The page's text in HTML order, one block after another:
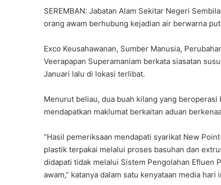
SEREMBAN: Jabatan Alam Sekitar Negeri
orang awam berhubung kejadian air berwarna
Exco Keusahawanan, Sumber Manusia,
Veerapapan Superamaniam berkata siasatan
Januari lalu di lokasi terlibat.
Menurut beliau, dua buah kilang yang
mendapatkan maklumat berkaitan aduan
“Hasil pemeriksaan mendapati syarikat New
plastik terpakai melalui proses basuhan dan
didapati tidak melalui Sistem Pengolahan Efluen
awam,” katanya dalam satu kenyataan media hari